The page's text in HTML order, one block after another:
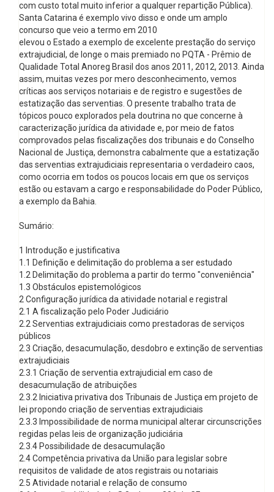
com custo total muito inferior a qualquer repartição Pública).
Santa Catarina é exemplo vivo disso e onde um amplo
concurso que veio a termo em 2010
elevou o Estado a exemplo de excelente prestação do serviço
extrajudicial, de longe o mais premiado no PQTA - Prêmio de
Qualidade Total Anoreg Brasil dos anos 2011, 2012, 2013. Ainda
assim, muitas vezes por mero desconhecimento, vemos
críticas aos serviços notariais e de registro e sugestões de
estatização das serventias. O presente trabalho trata de
tópicos pouco explorados pela doutrina no que concerne à
caracterização jurídica da atividade e, por meio de fatos
comprovados pelas fiscalizações dos tribunais e do Conselho
Nacional de Justiça, demonstra cabalmente que a estatização
das serventias extrajudiciais representaria o verdadeiro caos,
como ocorria em todos os poucos locais em que os serviços
estão ou estavam a cargo e responsabilidade do Poder Público,
a exemplo da Bahia.
Sumário:
1 Introdução e justificativa
1.1 Definição e delimitação do problema a ser estudado
1.2 Delimitação do problema a partir do termo "conveniência"
1.3 Obstáculos epistemológicos
2 Configuração jurídica da atividade notarial e registral
2.1 A fiscalização pelo Poder Judiciário
2.2 Serventias extrajudiciais como prestadoras de serviços
públicos
2.3 Criação, desacumulação, desdobro e extinção de serventias
extrajudiciais
2.3.1 Criação de serventia extrajudicial em caso de
desacumulação de atribuições
2.3.2 Iniciativa privativa dos Tribunais de Justiça em projeto de
lei propondo criação de serventias extrajudiciais
2.3.3 Impossibilidade de norma municipal alterar circunscrições
regidas pelas leis de organização judiciária
2.3.4 Possibilidade de desacumulação
2.4 Competência privativa da União para legislar sobre
requisitos de validade de atos registrais ou notariais
2.5 Atividade notarial e relação de consumo